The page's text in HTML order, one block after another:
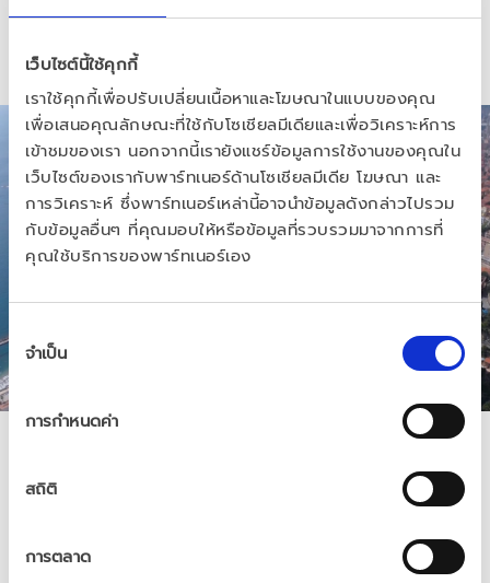
เว็บไซต์นี้ใช้คุกกี้
เราใช้คุกกี้เพื่อปรับเปลี่ยนเนื้อหาและโฆษณาในแบบของคุณ
เพื่อเสนอคุณลักษณะที่ใช้กับโซเชียลมีเดียและเพื่อวิเคราะห์การ
เข้าชมของเรา นอกจากนี้เรายังแชร์ข้อมูลการใช้งานของคุณใน
เว็บไซต์ของเรากับพาร์ทเนอร์ด้านโซเชียลมีเดีย โฆษณา และ
การวิเคราะห์ ซึ่งพาร์ทเนอร์เหล่านี้อาจนำข้อมูลดังกล่าวไปรวม
กับข้อมูลอื่นๆ ที่คุณมอบให้หรือข้อมูลที่รวบรวมมาจากการที่
คุณใช้บริการของพาร์ทเนอร์เอง
การ
เลือก
ความ
ยินยอม
จำเป็น
การกำหนดค่า
สถิติ
การตลาด